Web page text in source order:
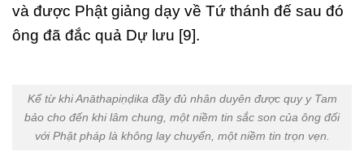
và được Phật giảng dạy về Tứ thánh đế sau đó
ông đã đắc quả Dự lưu [9].
Kể từ khi Anāthapiṇḍika đầy đủ nhân duyên được quy y Tam
bảo cho đến khi lâm chung, một niềm tin sắc son của ông đối
với Phật pháp là không lay chuyển, một niềm tin trọn vẹn.